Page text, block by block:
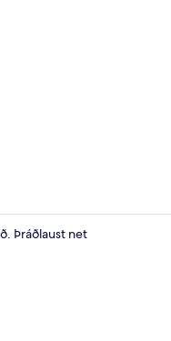
Þráðlaust net